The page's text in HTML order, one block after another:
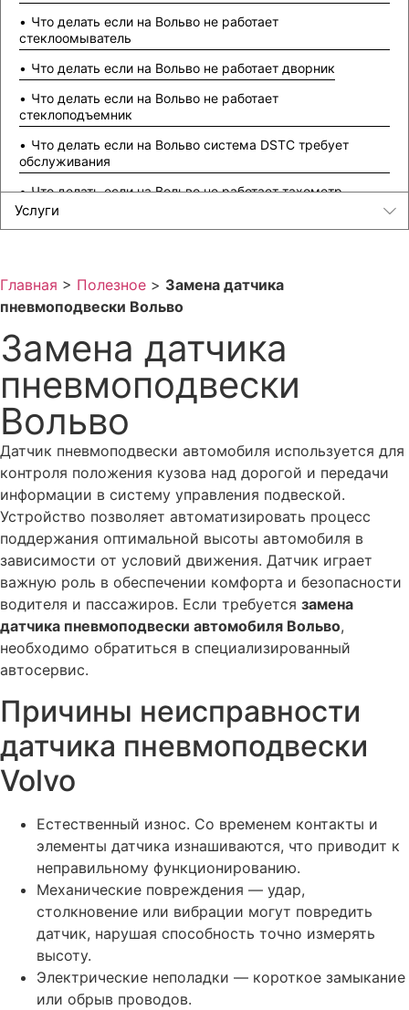
Что делать если на Вольво не работает
стеклоомыватель
Что делать если на Вольво не работает дворник
Что делать если на Вольво не работает
стеклоподъемник
Что делать если на Вольво система DSTC требует
обслуживания
Что делать если на Вольво не работает тахометр
Что делать если на Вольво не работает уровень топлива
Что делать если на Вольво не работают стрелки
подогревателем кислородного датчика или лямбда зонда
Что делать если на Вольво селектор АКПП требует
обслуживания
Установка сидений с вентиляцией на Volvo
Установка активного круиз-контроля Вольво
Установка системы бесключевого доступа на Вольво
Установка камеры заднего вида на Вольво
Все что нужно знать про регламент ТО Вольво
5 простых правил по замене масла в двигателе Вольво
Когда пора менять ремень ГРМ на Вольво
Почему Вольво гудит?! ТОП 7 причин шума
Прошивка блока DEM (управление Haldex) автомобиля
Volvo
Прошивка блока REM (задний электронный модуль)
автомобиля Volvo
Прошивка блока SRS airbag Вольво
Прошивка блока TCM Вольво
Прошивка блока BCM Вольво
Прошивка блока CEM Volvo
Сход-развал автомобиля Вольво
Смазка, ремонт петель и замков Вольво
Сброс межсервисного интервала автомобиля Вольво
Регулировка фар Вольво разных моделей
Промывка топливных форсунок Volvo
Услуги
Главная > Полезное > Замена датчика
пневмоподвески Вольво
Замена датчика
пневмоподвески
Вольво
Датчик пневмоподвески автомобиля используется для
контроля положения кузова над дорогой и передачи
информации в систему управления подвеской.
Устройство позволяет автоматизировать процесс
поддержания оптимальной высоты автомобиля в
зависимости от условий движения. Датчик играет
важную роль в обеспечении комфорта и безопасности
водителя и пассажиров. Если требуется замена
датчика пневмоподвески автомобиля Вольво,
необходимо обратиться в специализированный
автосервис.
Причины неисправности
датчика пневмоподвески
Volvo
Естественный износ. Со временем контакты и
элементы датчика изнашиваются, что приводит к
неправильному функционированию.
Механические повреждения — удар,
столкновение или вибрации могут повредить
датчик, нарушая способность точно измерять
высоту.
Электрические неполадки — короткое замыкание
или обрыв проводов.